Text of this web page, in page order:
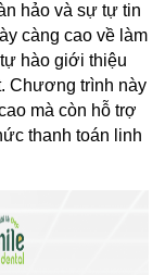
hảo và sự tự tin
càng cao về làm
hào giới thiệu
Chương trình này
mà còn hỗ trợ
thanh toán linh